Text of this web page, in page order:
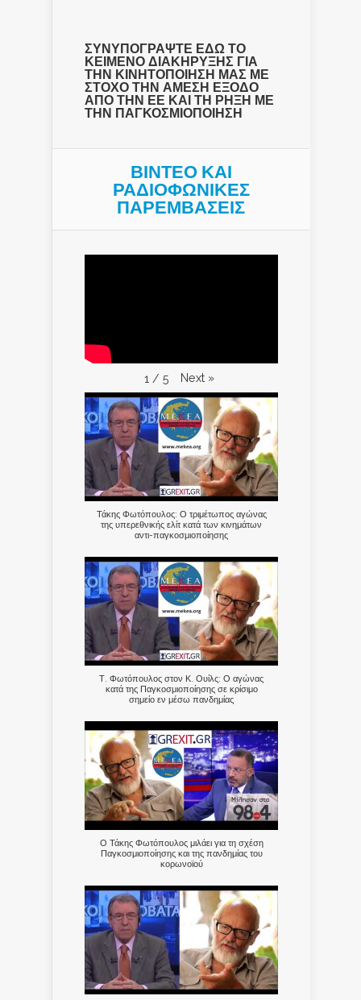
ΣΥΝΥΠΟΓΡΑΨΤΕ ΕΔΩ ΤΟ
ΚΕΙΜΕΝΟ ΔΙΑΚΗΡΥΞΗΣ ΓΙΑ
ΤΗΝ ΚΙΝΗΤΟΠΟΙΗΣΗ ΜΑΣ ΜΕ
ΣΤΟΧΟ ΤΗΝ ΑΜΕΣΗ ΕΞΟΔΟ
ΑΠΟ ΤΗΝ ΕΕ ΚΑΙ ΤΗ ΡΗΞΗ ΜΕ
ΤΗΝ ΠΑΓΚΟΣΜΙΟΠΟΙΗΣΗ
ΒΙΝΤΕΟ ΚΑΙ
ΡΑΔΙΟΦΩΝΙΚΕΣ
ΠΑΡΕΜΒΑΣΕΙΣ
1 / 5 Next »
Τάκης Φωτόπουλος: Ο τριμέτωπος αγώνας
της υπερεθνικής ελίτ κατά των κινημάτων
αντι-παγκοσμιοποίησης
Τ. Φωτόπουλος στον Κ. Ουίλς: Ο αγώνας
κατά της Παγκοσμιοποίησης σε κρίσιμο
σημείο εν μέσω πανδημίας
Ο Τάκης Φωτόπουλος μιλάει για τη σχέση
Παγκοσμιοποίησης και της πανδημίας του
κορωνοϊού